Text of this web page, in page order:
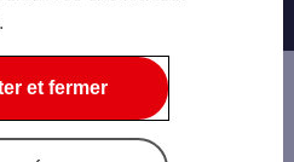
privée
légales
et fermer